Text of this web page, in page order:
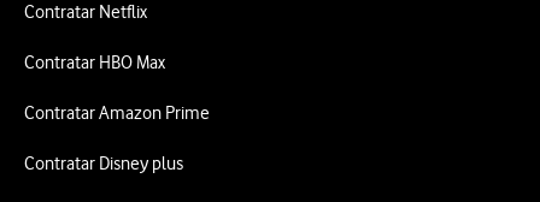
Contratar Netflix
Contratar HBO Max
Contratar Amazon Prime
Contratar Disney plus